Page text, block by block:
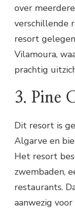
over
verschillende
resort
Vilamoura,
prachtig
3. Pine
Dit resort is
Algarve en
Het resort
zwembaden,
restaurants.
aanwezig